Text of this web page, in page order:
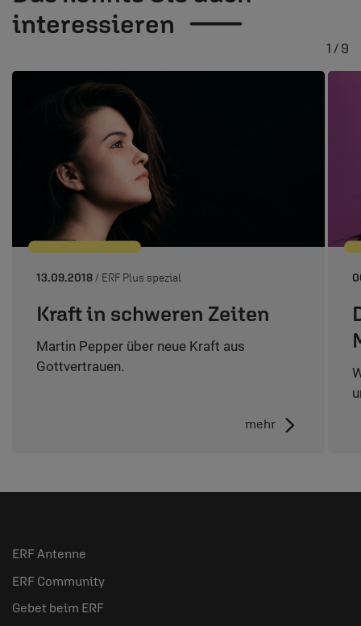
interessieren
13.09.2018 / ERF Plus spezial
Kraft in schweren Zeiten
Martin Pepper über neue Kraft aus
Gottvertrauen.
mehr
1 / 9
ERF Antenne
ERF Community
Gebet beim ERF